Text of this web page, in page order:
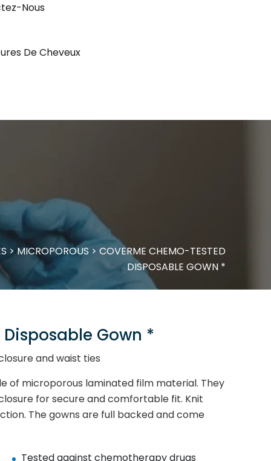
Nous
De Cheveux
>MICROPOROUS > COVERME CHEMO-TESTED
DISPOSABLE GOWN *
Gown *
and waist ties
of microporous laminated film material. They
for secure and comfortable fit. Knit
The gowns are full backed and come
Tested against chemotherapy drugs